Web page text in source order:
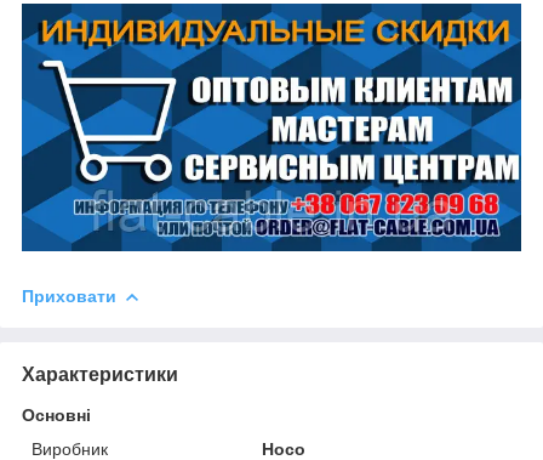
Приховати
Характеристики
Основні
Виробник
Hoco